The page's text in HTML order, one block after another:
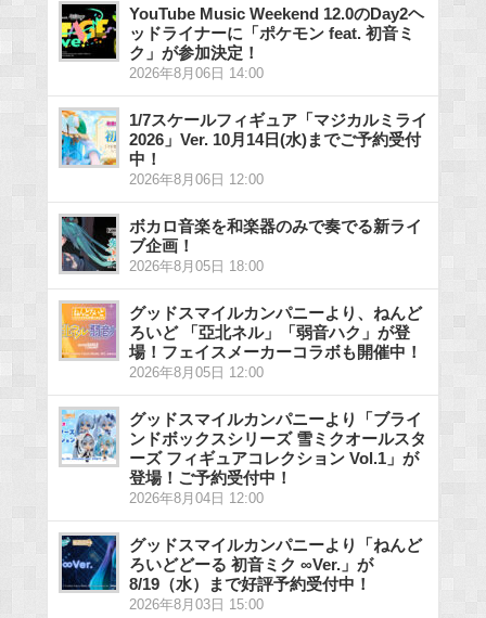
YouTube Music Weekend 12.0のDay2ヘ
ッドライナーに「ポケモン feat. 初音ミ
ク」が参加決定！
2026年8月06日 14:00
1/7スケールフィギュア「マジカルミライ
2026」Ver. 10月14日(水)までご予約受付
中！
2026年8月06日 12:00
ボカロ音楽を和楽器のみで奏でる新ライ
ブ企画！
2026年8月05日 18:00
グッドスマイルカンパニーより、ねんど
ろいど 「亞北ネル」「弱音ハク」が登
場！フェイスメーカーコラボも開催中！
2026年8月05日 12:00
グッドスマイルカンパニーより「ブライ
ンドボックスシリーズ 雪ミクオールスタ
ーズ フィギュアコレクション Vol.1」が
登場！ご予約受付中！
2026年8月04日 12:00
グッドスマイルカンパニーより「ねんど
ろいどどーる 初音ミク ∞Ver.」が
8/19（水）まで好評予約受付中！
2026年8月03日 15:00